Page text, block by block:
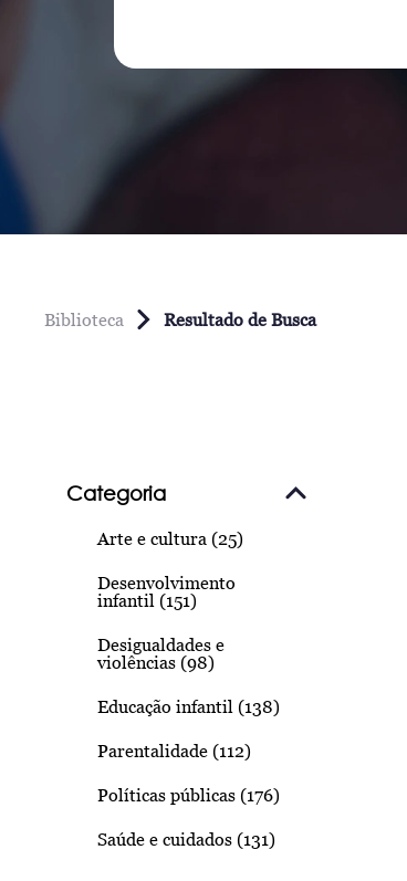
Biblioteca Resultado de Busca
Categoria
Arte e cultura (25)
Desenvolvimento
infantil (151)
Desigualdades e
violências (98)
Educação infantil (138)
Parentalidade (112)
Políticas públicas (176)
Saúde e cuidados (131)